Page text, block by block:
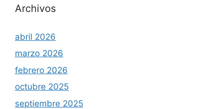
Archivos
abril 2026
marzo 2026
febrero 2026
octubre 2025
septiembre 2025